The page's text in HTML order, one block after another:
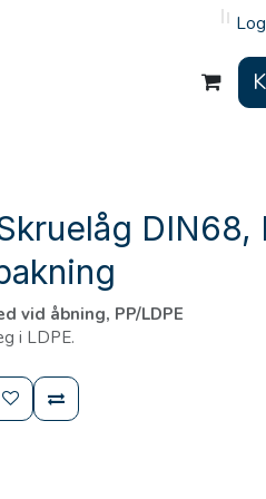
DIN68,
vid åbning, PP/LDPE
i LDPE.